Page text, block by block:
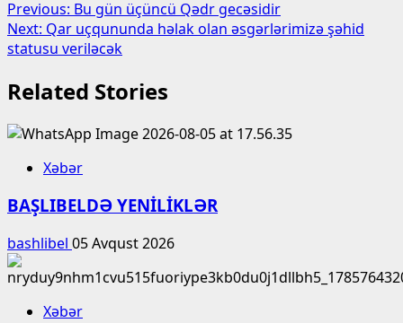
Post
navigation
Previous: Bu gün üçüncü Qədr gecəsidir
Next: Qar uçqununda həlak olan əsgərlərimizə şəhid
statusu veriləcək
Related Stories
Xəbər
BAŞLIBELDƏ YENİLİKLƏR
bashlibel 05 Avqust 2026
Xəbər